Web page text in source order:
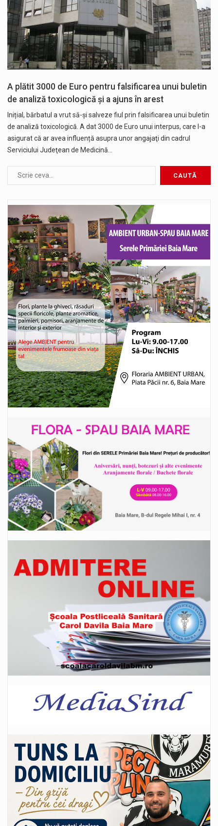
A plătit 3000 de Euro pentru falsificarea unui buletin
de analiză toxicologică și a ajuns în arest
Inițial, bărbatul a vrut să-și salveze fiul prin falsificarea unui buletin
de analiză toxicologică. A dat 3000 de Euro unui interpus, care l-a
asigurat că ar avea influență asupra unor angajaţi din cadrul
Serviciului Judeţean de Medicină…